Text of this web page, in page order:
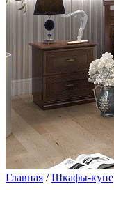
Главная /Шкафы-купе